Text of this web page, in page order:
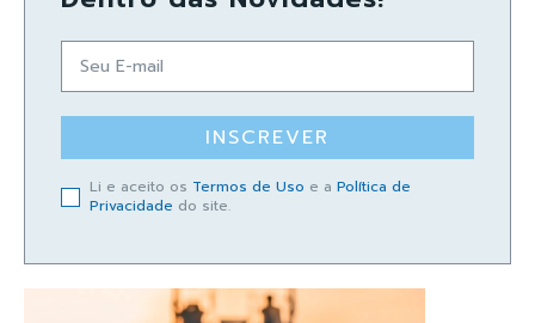
INSCREVER
Li e aceito os Termos de Uso e a Política de
Privacidade do site.